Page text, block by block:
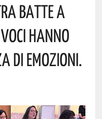
Batte A
Hanno
Di Emozioni.